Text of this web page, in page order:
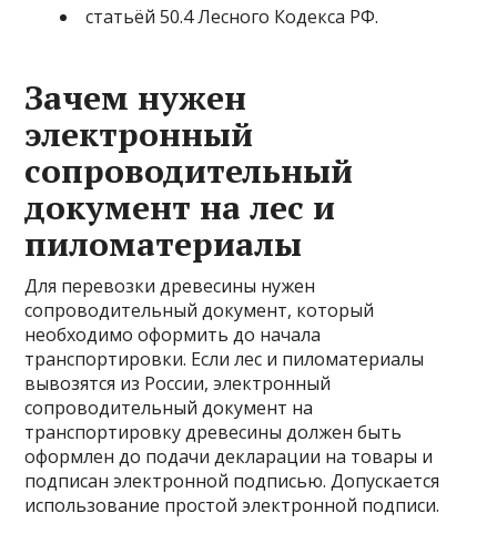
статьёй 50.4 Лесного Кодекса РФ.
Зачем нужен
электронный
сопроводительный
документ на лес и
пиломатериалы
Для перевозки древесины нужен
сопроводительный документ, который
необходимо оформить до начала
транспортировки. Если лес и пиломатериалы
вывозятся из России, электронный
сопроводительный документ на
транспортировку древесины должен быть
оформлен до подачи декларации на товары и
подписан электронной подписью. Допускается
использование простой электронной подписи.